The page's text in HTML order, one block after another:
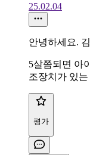
25.02.04
안녕하세요.
5살쯤되면 아
조장치가 있
평가